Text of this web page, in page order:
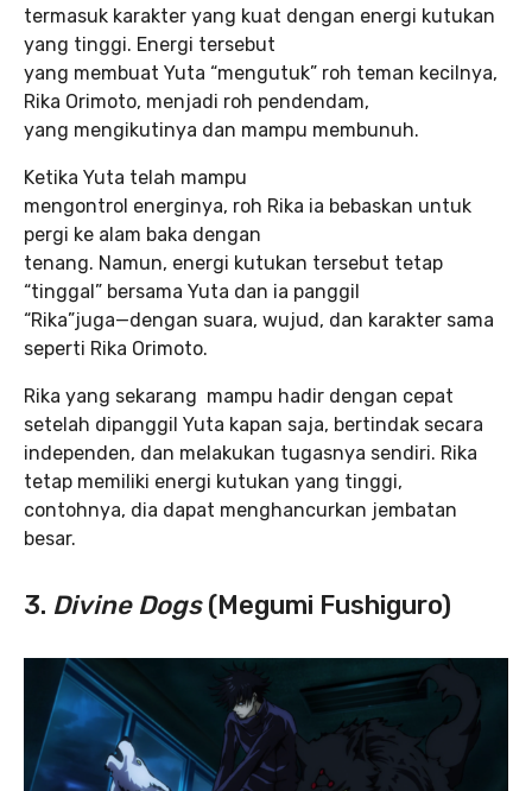
termasuk karakter yang kuat dengan energi kutukan
yang tinggi. Energi tersebut
yang membuat Yuta “mengutuk” roh teman kecilnya,
Rika Orimoto, menjadi roh pendendam,
yang mengikutinya dan mampu membunuh.
Ketika Yuta telah mampu
mengontrol energinya, roh Rika ia bebaskan untuk
pergi ke alam baka dengan
tenang. Namun, energi kutukan tersebut tetap
“tinggal” bersama Yuta dan ia panggil
“Rika”juga—dengan suara, wujud, dan karakter sama
seperti Rika Orimoto.
Rika yang sekarang mampu hadir dengan cepat
setelah dipanggil Yuta kapan saja, bertindak secara
independen, dan melakukan tugasnya sendiri. Rika
tetap memiliki energi kutukan yang tinggi,
contohnya, dia dapat menghancurkan jembatan
besar.
3. Divine Dogs(Megumi Fushiguro)